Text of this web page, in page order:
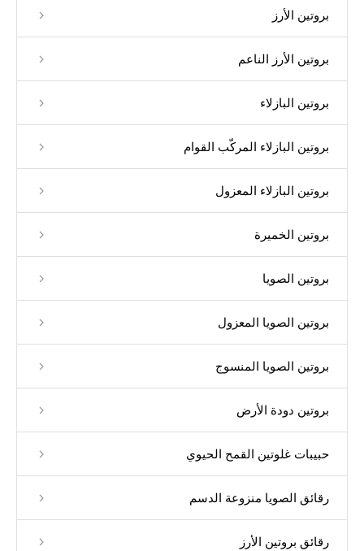
بروتين الأرز
بروتين الأرز الناعم
بروتين البازلاء
بروتين البازلاء المركّب القوام
بروتين البازلاء المعزول
بروتين الخميرة
بروتين الصويا
بروتين الصويا المعزول
بروتين الصويا المنسوج
بروتين دودة الأرض
حبيبات غلوتين القمح الحيوي
رقائق الصويا منزوعة الدسم
رقائق بروتين الأرز